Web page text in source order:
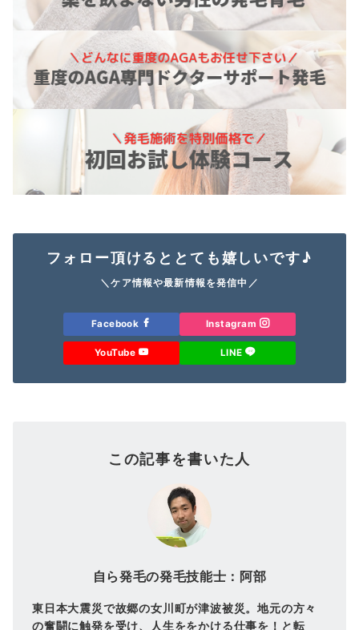
フォロー頂けるととても嬉しいです♪
＼ケア情報や最新情報を発信中／
Facebook Instagram
YouTube LINE
この記事を書いた人
自ら発毛の発毛技能士：阿部
東日本大震災で故郷の女川町が津波被災。地元の方々
の奮闘に触発を受け、人生ををかける仕事を！と転